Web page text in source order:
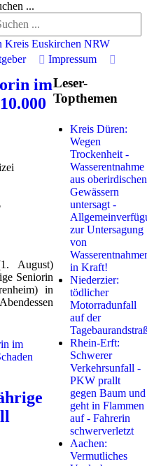
...
Kreis Euskirchen NRW
Impressum
im
August)
Seniorin
in
im
Leser-
Topthemen
Kreis Düren:
Wegen
Trockenheit -
Wasserentnahme
aus oberirdischen
Gewässern
untersagt -
zur Untersagung
von
in Kraft!
Niederzier:
tödlicher
Motorradunfall
auf der
Rhein-Erft:
Schwerer
Verkehrsunfall -
PKW prallt
gegen Baum und
geht in Flammen
auf - Fahrerin
schwerverletzt
Aachen:
Vermutliches